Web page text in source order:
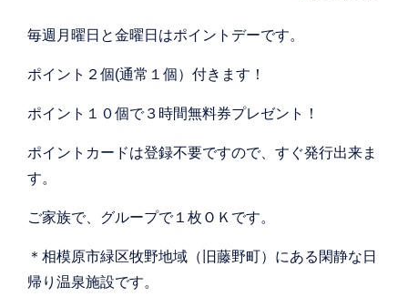
毎週月曜日と金曜日はポイントデーです。
ポイント２個(通常１個）付きます！
ポイント１０個で３時間無料券プレゼント！
ポイントカードは登録不要ですので、すぐ発行出来ま
す。
ご家族で、グループで１枚ＯＫです。
＊相模原市緑区牧野地域（旧藤野町）にある閑静な日
帰り温泉施設です。